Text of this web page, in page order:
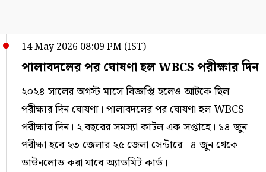
14 May 2026 08:09 PM (IST)
পালাবদলের পর ঘোষণা হল WBCS পরীক্ষার দিন
২০২৪ সালের অগস্ট মাসে বিজ্ঞপ্তি হলেও আটকে ছিল
পরীক্ষার দিন ঘোষণা। পালাবদলের পর ঘোষণা হল WBCS
পরীক্ষার দিন। ২ বছরের সমস‍্যা কাটল এক সপ্তাহে। ১৪ জুন
পরীক্ষা হবে ২৩ জেলার ২৫ জেলা সেন্টারে। ৪ জুন থেকে
ডাউনলোড করা যাবে অ‍্যাডমিট কার্ড।